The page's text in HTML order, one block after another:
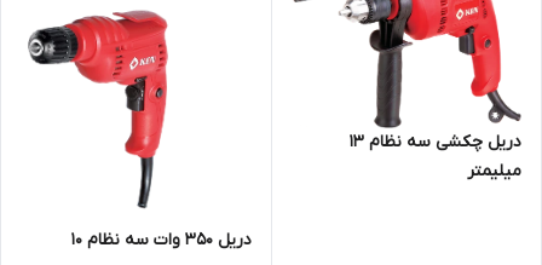
دریل چکشی سه نظام 13
میلیمتر
دریل 350 وات سه نظام 10